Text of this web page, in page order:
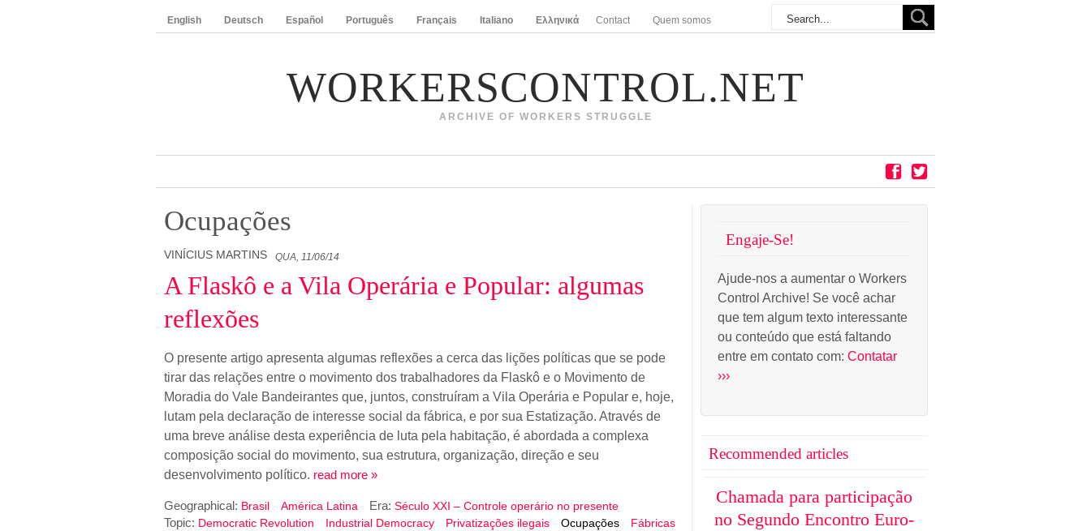
English Deutsch Español Português Français Italiano Ελληνικά Contact Quem somos
WORKERSCONTROL.NET
ARCHIVE OF WORKERS STRUGGLE
Ocupações
VINÍCIUS MARTINS QUA, 11/06/14
A Flaskô e a Vila Operária e Popular: algumas
reflexões
O presente artigo apresenta algumas reflexões a cerca das lições políticas que se pode
tirar das relações entre o movimento dos trabalhadores da Flaskô e o Movimento de
Moradia do Vale Bandeirantes que, juntos, construíram a Vila Operária e Popular e, hoje,
lutam pela declaração de interesse social da fábrica, e por sua Estatização. Através de
uma breve análise desta experiência de luta pela habitação, é abordada a complexa
composição social do movimento, sua estrutura, organização, direção e seu
desenvolvimento político. read more »
Geographical: Brasil América Latina Era: Século XXI – Controle operário no presente
Topic: Democratic Revolution Industrial Democracy Privatizações ilegais Ocupações
Fábricas
Engaje-Se!
Ajude-nos a aumentar o Workers
Control Archive! Se você achar
que tem algum texto interessante
ou conteúdo que está faltando
entre em contato com: Contatar
›››
Recommended articles
Chamada para participação
no Segundo Encontro Euro-